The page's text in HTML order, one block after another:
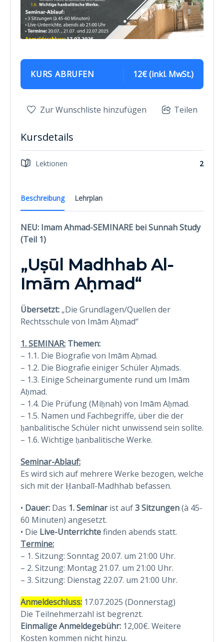
Beschreibung Lehrplan
NEU: Imam Ahmad-SEMINARE bei Sunnah Study
(Teil 1)
„Uṣūl Madhhab Al-
Imām Aḥmad“
Übersetzt: „Die Grundlagen/Quellen der
Rechtsschule von Imām Aḥmad“
1. SEMINAR: Themen:
– 1.1. Die Biografie von Imām Aḥmad.
– 1.2. Die Biografie einiger Schüler Aḥmads.
– 1.3. Einige Scheinargumente rund um Imām
Aḥmad.
– 1.4. Die Prüfung (Miḥnah) von Imām Aḥmad.
– 1.5. Namen und Fachbegriffe, über die der
ḥanbalitische Schüler nicht unwissend sein sollte.
– 1.6. Wichtige ḥanbalitische Werke.
Seminar-Ablauf:
Es wird sich auf mehrere Werke bezogen, welche
sich mit der Ḥanbalī-Madhhab befassen.
• Dauer: Das 1. Seminarist auf3 Sitzungen(à 45-
60 Minuten) angesetzt.
• Die Live-Unterrichtefinden abends statt.
Termine:
– 1. Sitzung: Sonntag 20.07. um 21:00 Uhr.
– 2. Sitzung: Montag 21.07. um 21:00 Uhr.
– 3. Sitzung: Dienstag 22.07. um 21:00 Uhr.
Anmeldeschluss: 17.07.2025 (Donnerstag)
Die Teilnehmerzahl ist begrenzt.
Einmalige Anmeldegebühr: 12,00€. Weitere
Kosten kommen nicht hinzu.
KURS ABRUFEN 12€ (inkl. MwSt.)
Zur Wunschliste hinzufügen Teilen
Kursdetails
Lektionen 2